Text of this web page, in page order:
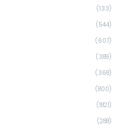
(133)
(544)
(607)
(389)
(368)
(800)
(1821)
(288)